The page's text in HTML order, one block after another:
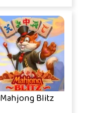
Mahjong Blitz